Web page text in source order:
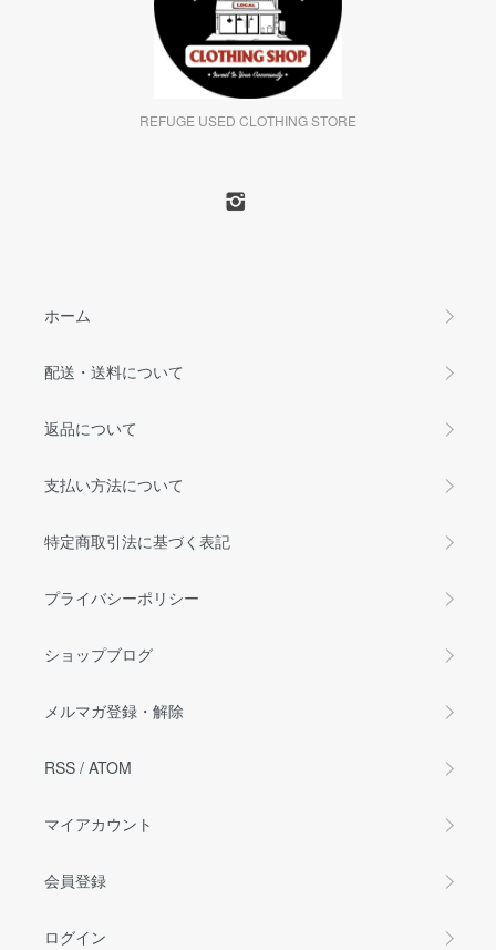
REFUGE USED CLOTHING STORE
ホーム
配送・送料について
返品について
支払い方法について
特定商取引法に基づく表記
プライバシーポリシー
ショップブログ
メルマガ登録・解除
RSS / ATOM
マイアカウント
会員登録
ログイン